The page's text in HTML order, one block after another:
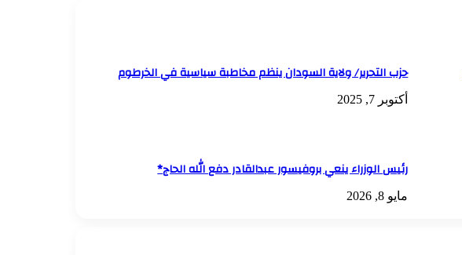
حزب التحرير/ ولاية السودان ينظم مخاطبة سياسية في الخرطوم
أكتوبر 7, 2025
رئيس الوزراء ينعي بروفيسور عبدالقادر دفع الله الحاج*
مايو 8, 2026